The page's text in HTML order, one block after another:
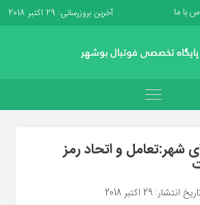
با ما آخرین بروزرسانی: 29 اکتبر 2018
شهر:تعامل و اتحاد رمز
انتشار: 29 اکتبر 2018